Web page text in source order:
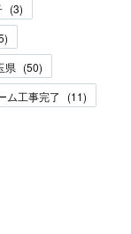
(3)
)
県 (50)
ム工事完了 (11)